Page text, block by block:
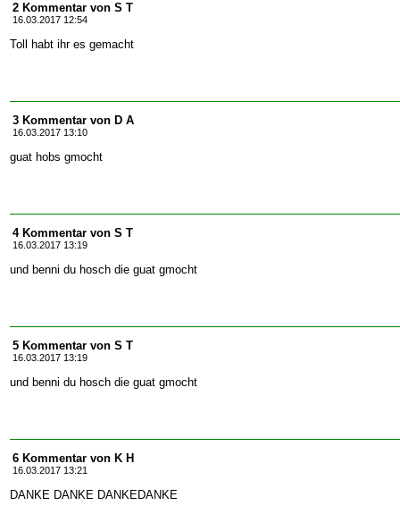
2 Kommentar von S T
16.03.2017 12:54
Toll habt ihr es gemacht
3 Kommentar von D A
16.03.2017 13:10
guat hobs gmocht
4 Kommentar von S T
16.03.2017 13:19
und benni du hosch die guat gmocht
5 Kommentar von S T
16.03.2017 13:19
und benni du hosch die guat gmocht
6 Kommentar von K H
16.03.2017 13:21
DANKE DANKE DANKEDANKE